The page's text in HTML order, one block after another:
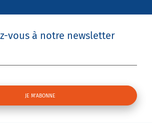
vous à notre newsletter